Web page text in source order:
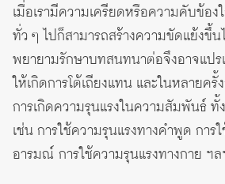
เมื่อเรามีความเครียดหรือความคับข้อ
ทั่ว ๆ ไปก็สามารถสร้างความขัดแย้งขึ้น
พยายามรักษาบทสนทนาต่อจึงอาจแปร
ให้เกิดการโต้เถียงแทน และในหลายครั้
การเกิดความรุนแรงในความสัมพันธ์ ทั้
เช่น การใช้ความรุนแรงทางคำพูด การ
อารมณ์ การใช้ความรุนแรงทางกาย ฯ